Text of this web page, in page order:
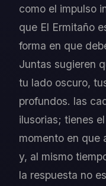
como el impulso
que El Ermitaño
forma en que
Juntas sugieren
tu lado oscuro,
profundos. las
ilusorias; tienes
momento en que
y, al mismo
la respuesta no